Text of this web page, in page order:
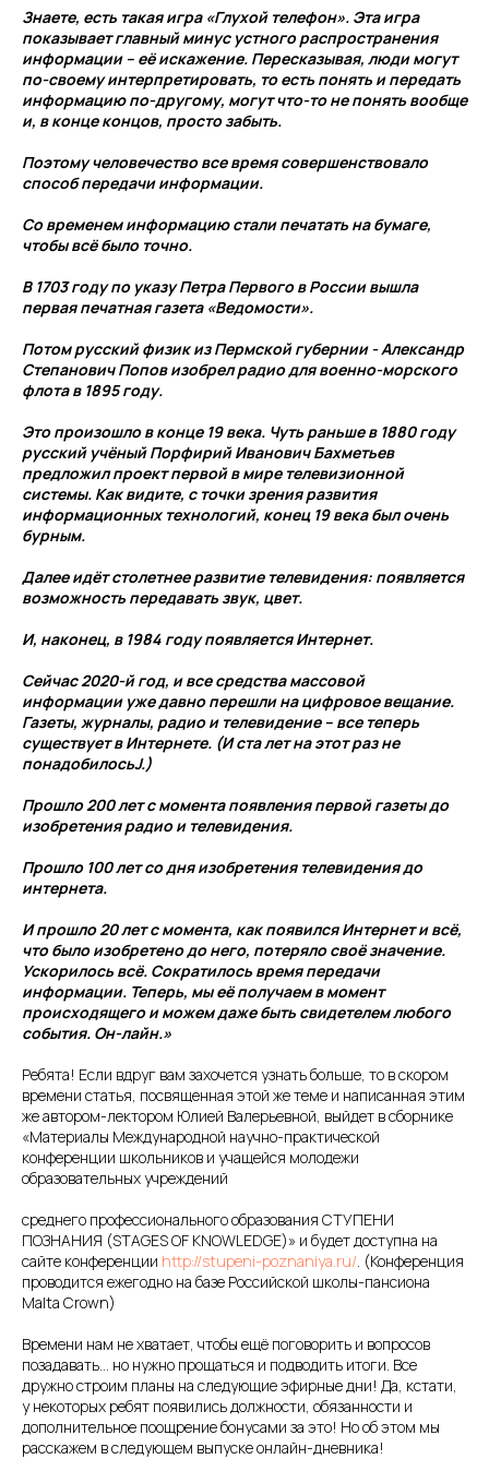
Знаете, есть такая игра «Глухой телефон». Эта игра
показывает главный минус устного распространения
информации – её искажение. Пересказывая, люди могут
по-своему интерпретировать, то есть понять и передать
информацию по-другому, могут что-то не понять вообще
и, в конце концов, просто забыть.
Поэтому человечество все время совершенствовало
способ передачи информации.
Со временем информацию стали печатать на бумаге,
чтобы всё было точно.
В 1703 году по указу Петра Первого в России вышла
первая печатная газета «Ведомости».
Потом русский физик из Пермской губернии - Александр
Степанович Попов изобрел радио для военно-морского
флота в 1895 году.
Это произошло в конце 19 века. Чуть раньше в 1880 году
русский учёный Порфирий Иванович Бахметьев
предложил проект первой в мире телевизионной
системы. Как видите, с точки зрения развития
информационных технологий, конец 19 века был очень
бурным.
Далее идёт столетнее развитие телевидения: появляется
возможность передавать звук, цвет.
И, наконец, в 1984 году появляется Интернет.
Сейчас 2020-й год, и все средства массовой
информации уже давно перешли на цифровое вещание.
Газеты, журналы, радио и телевидение – все теперь
существует в Интернете. (И ста лет на этот раз не
понадобилосьJ.)
Прошло 200 лет с момента появления первой газеты до
изобретения радио и телевидения.
Прошло 100 лет со дня изобретения телевидения до
интернета.
И прошло 20 лет с момента, как появился Интернет и всё,
что было изобретено до него, потеряло своё значение.
Ускорилось всё. Сократилось время передачи
информации. Теперь, мы её получаем в момент
происходящего и можем даже быть свидетелем любого
события. Он-лайн.»
Ребята! Если вдруг вам захочется узнать больше, то в скором
времени статья, посвященная этой же теме и написанная этим
же автором-лектором Юлией Валерьевной, выйдет в сборнике
«Материалы Международной научно-практической
конференции школьников и учащейся молодежи
образовательных учреждений
среднего профессионального образования СТУПЕНИ
ПОЗНАНИЯ (STAGES OF KNOWLEDGE)» и будет доступна на
сайте конференции http://stupeni-poznaniya.ru/ . (Конференция
проводится ежегодно на базе Российской школы-пансиона
Malta Crown)
Времени нам не хватает, чтобы ещё поговорить и вопросов
позадавать… но нужно прощаться и подводить итоги. Все
дружно строим планы на следующие эфирные дни! Да, кстати,
у некоторых ребят появились должности, обязанности и
дополнительное поощрение бонусами за это! Но об этом мы
расскажем в следующем выпуске онлайн-дневника!